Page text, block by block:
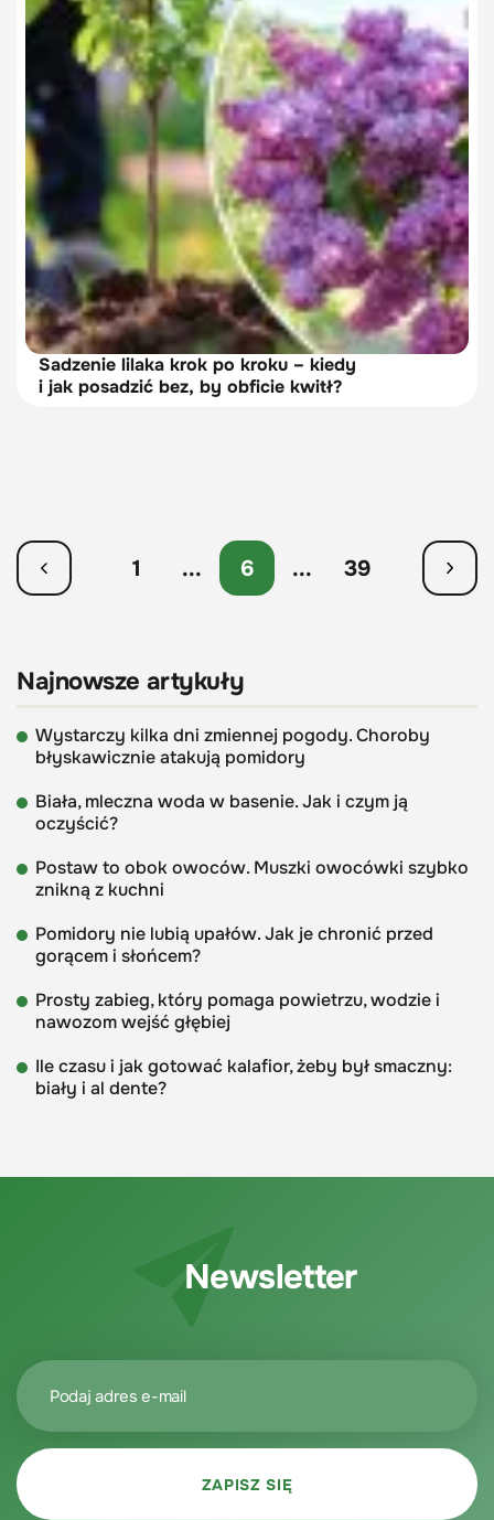
Sadzenie lilaka krok po kroku – kiedy
i jak posadzić bez, by obficie kwitł?
1 ... 6 ... 39
Najnowsze artykuły
Wystarczy kilka dni zmiennej pogody. Choroby
błyskawicznie atakują pomidory
Biała, mleczna woda w basenie. Jak i czym ją
oczyścić?
Postaw to obok owoców. Muszki owocówki szybko
znikną z kuchni
Pomidory nie lubią upałów. Jak je chronić przed
gorącem i słońcem?
Prosty zabieg, który pomaga powietrzu, wodzie i
nawozom wejść głębiej
Ile czasu i jak gotować kalafior, żeby był smaczny:
biały i al dente?
Newsletter